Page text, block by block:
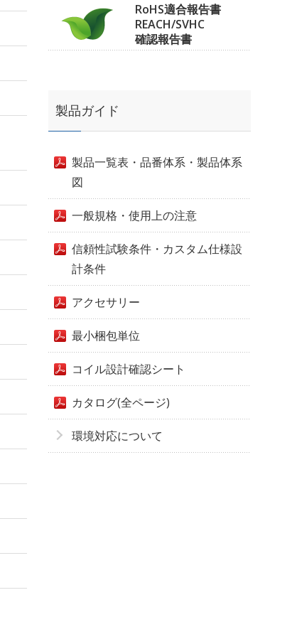
RoHS適合報告書
REACH/SVHC
確認報告書
製品ガイド
製品一覧表・品番体系・製品体系
図
一般規格・使用上の注意
信頼性試験条件・カスタム仕様設
計条件
アクセサリー
最小梱包単位
コイル設計確認シート
カタログ(全ページ)
環境対応について